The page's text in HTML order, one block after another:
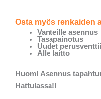
Osta myös renkaiden
Vanteille asennus
Tasapainotus
Uudet
Alle laitto
Huom! Asennus
Hattulassa!!